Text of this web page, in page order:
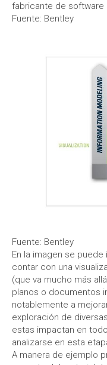
fabricante de software
Fuente: Bentley
Fuente: Bentley
En la imagen se
contar con una
(que va mucho más
planos o documentos
notablemente a
exploración de
estas impactan en
analizarse en esta
A manera de ejemplo